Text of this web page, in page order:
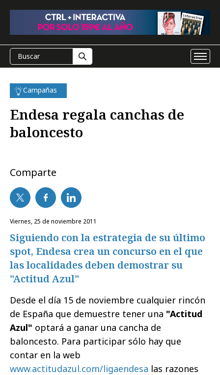
Campañas
Endesa regala canchas de
baloncesto
Comparte
viernes, 25 de noviembre 2011
Siguiendo con la estrategia de su último
spot, Endesa crea un concurso en el que
las localidades deben demostrar su
"Actitud Azul"
Desde el día 15 de noviembre cualquier rincón
de España que demuestre tener una "Actitud
Azul" optará a ganar una cancha de
baloncesto. Para participar sólo hay que
contar en la web
www.actitudazul.com/ligaendesa las razones